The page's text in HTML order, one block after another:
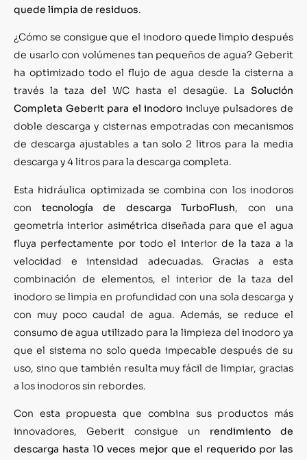
quede limpia de residuos.
¿Cómo se consigue que el inodoro quede limpio después
de usarlo con volúmenes tan pequeños de agua? Geberit
ha optimizado todo el flujo de agua desde la cisterna a
través la taza del WC hasta el desagüe. La Solución
Completa Geberit para el inodoro incluye pulsadores de
doble descarga y cisternas empotradas con mecanismos
de descarga ajustables a tan solo 2 litros para la media
descarga y 4 litros para la descarga completa.
Esta hidráulica optimizada se combina con los inodoros
con tecnología de descarga TurboFlush, con una
geometría interior asimétrica diseñada para que el agua
fluya perfectamente por todo el interior de la taza a la
velocidad e intensidad adecuadas. Gracias a esta
combinación de elementos, el interior de la taza del
inodoro se limpia en profundidad con una sola descarga y
con muy poco caudal de agua. Además, se reduce el
consumo de agua utilizado para la limpieza del inodoro ya
que el sistema no solo queda impecable después de su
uso, sino que también resulta muy fácil de limpiar, gracias
a los inodoros sin rebordes.
Con esta propuesta que combina sus productos más
innovadores, Geberit consigue un rendimiento de
descarga hasta 10 veces mejor que el requerido por las